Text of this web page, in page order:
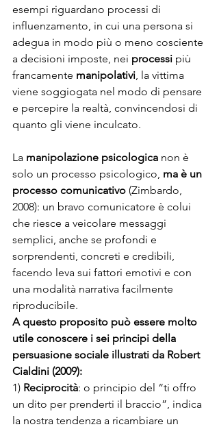
esempi riguardano processi di
influenzamento, in cui una persona si
adegua in modo più o meno cosciente
a decisioni imposte, nei processi più
francamente manipolativi, la vittima
viene soggiogata nel modo di pensare
e percepire la realtà, convincendosi di
quanto gli viene inculcato.
La manipolazione psicologica non è
solo un processo psicologico, ma è un
processo comunicativo (Zimbardo,
2008): un bravo comunicatore è colui
che riesce a veicolare messaggi
semplici, anche se profondi e
sorprendenti, concreti e credibili,
facendo leva sui fattori emotivi e con
una modalità narrativa facilmente
riproducibile.
A questo proposito può essere molto
utile conoscere i sei principi della
persuasione sociale illustrati da Robert
Cialdini (2009):
1) Reciprocità: o principio del “ti offro
un dito per prenderti il braccio”, indica
la nostra tendenza a ricambiare un